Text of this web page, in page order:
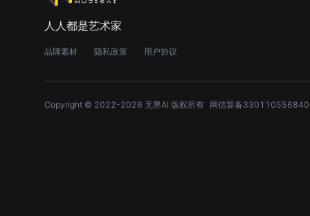
人人都是艺术家
品牌素材 隐私政策 用户协议
Copyright © 2022-2026 无界AI 版权所有 网信算备